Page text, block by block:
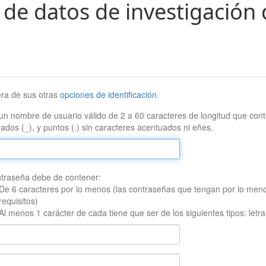
datos de investigación
de sus otrasopciones de identificación.
nombre de usuario válido de 2 a 60 caracteres de longitud que
(_), y puntos (.) sin caracteres acentuados ni eñes.
debe de contener:
6 caracteres por lo menos (las contraseñas que tengan por lo
menos 1 carácter de cada tiene que ser de los siguientes tipos: